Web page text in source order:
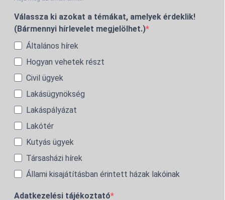
Válassza ki azokat a témákat, amelyek érdeklik!
(Bármennyi hírlevelet megjelölhet.)
Általános hírek
Hogyan vehetek részt
Civil ügyek
Lakásügynökség
Lakáspályázat
Lakótér
Kutyás ügyek
Társasházi hírek
Állami kisajátításban érintett házak lakóinak
Adatkezelési tájékoztató